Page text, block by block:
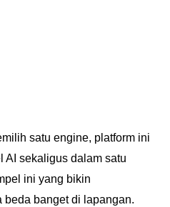
satu engine, platform ini
AI sekaligus dalam satu
ini yang bikin
beda banget di lapangan.